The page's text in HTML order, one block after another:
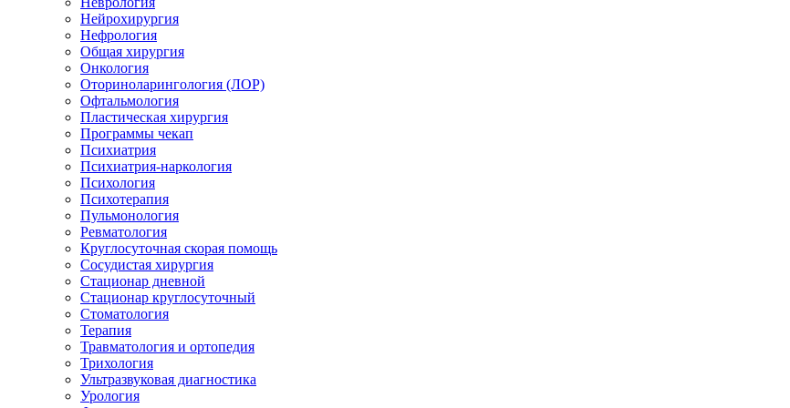
Нейрохирургия
Нефрология
Общая хирургия
Онкология
Оториноларингология (ЛОР)
Офтальмология
Пластическая хирургия
Программы чекап
Психиатрия
Психиатрия-наркология
Психология
Психотерапия
Пульмонология
Ревматология
Круглосуточная скорая помощь
Сосудистая хирургия
Стационар дневной
Стационар круглосуточный
Стоматология
Терапия
Травматология и ортопедия
Трихология
Ультразвуковая диагностика
Урология